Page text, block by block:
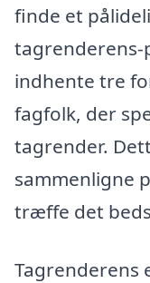
finde et
tagrenderens-
indhente tre
fagfolk, der
tagrender.
sammenligne
træffe det
Tagrenderens